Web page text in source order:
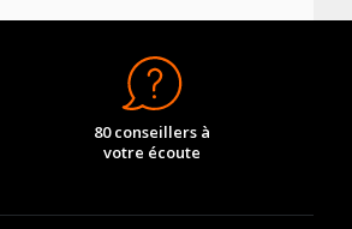
80 conseillers à
votre écoute